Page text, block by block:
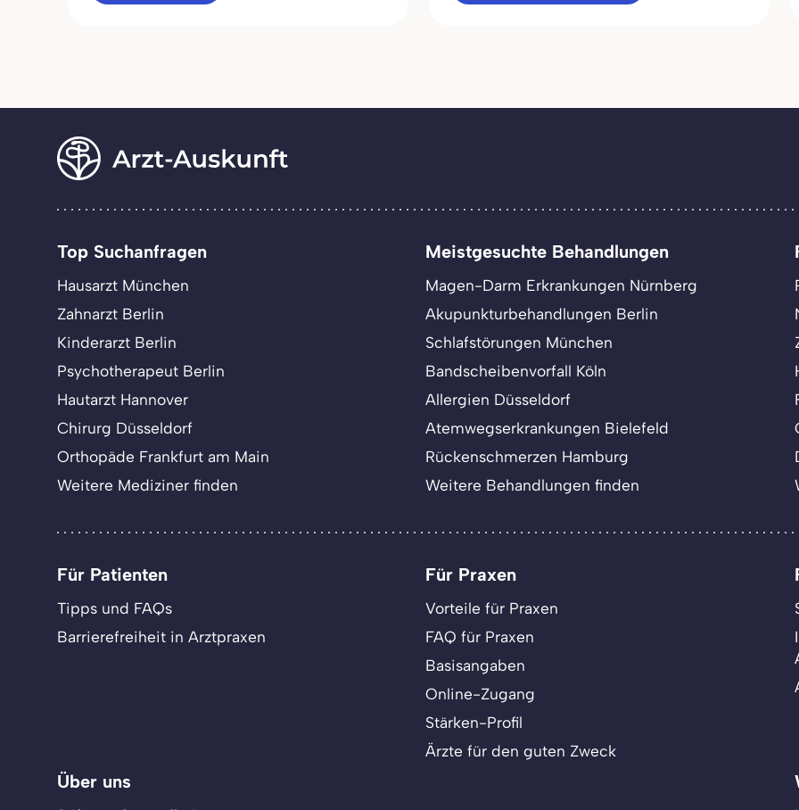
Top Suchanfragen
Hausarzt München
Zahnarzt Berlin
Kinderarzt Berlin
Psychotherapeut Berlin
Hautarzt Hannover
Chirurg Düsseldorf
Orthopäde Frankfurt am Main
Weitere Mediziner finden
Meistgesuchte Behandlungen
Magen-Darm Erkrankungen Nürnberg
Akupunkturbehandlungen Berlin
Schlafstörungen München
Bandscheibenvorfall Köln
Allergien Düsseldorf
Atemwegserkrankungen Bielefeld
Rückenschmerzen Hamburg
Weitere Behandlungen finden
Für Patienten
Tipps und FAQs
Barrierefreiheit in Arztpraxen
Für Praxen
Vorteile für Praxen
FAQ für Praxen
Basisangaben
Online-Zugang
Stärken-Profil
Ärzte für den guten Zweck
Über uns